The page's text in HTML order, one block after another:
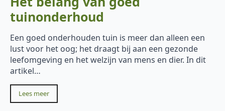
tuinonderhoud
Een goed onderhouden tuin is meer dan alleen een
lust voor het oog; het draagt bij aan een gezonde
leefomgeving en het welzijn van mens en dier. In dit
artikel…
Lees meer